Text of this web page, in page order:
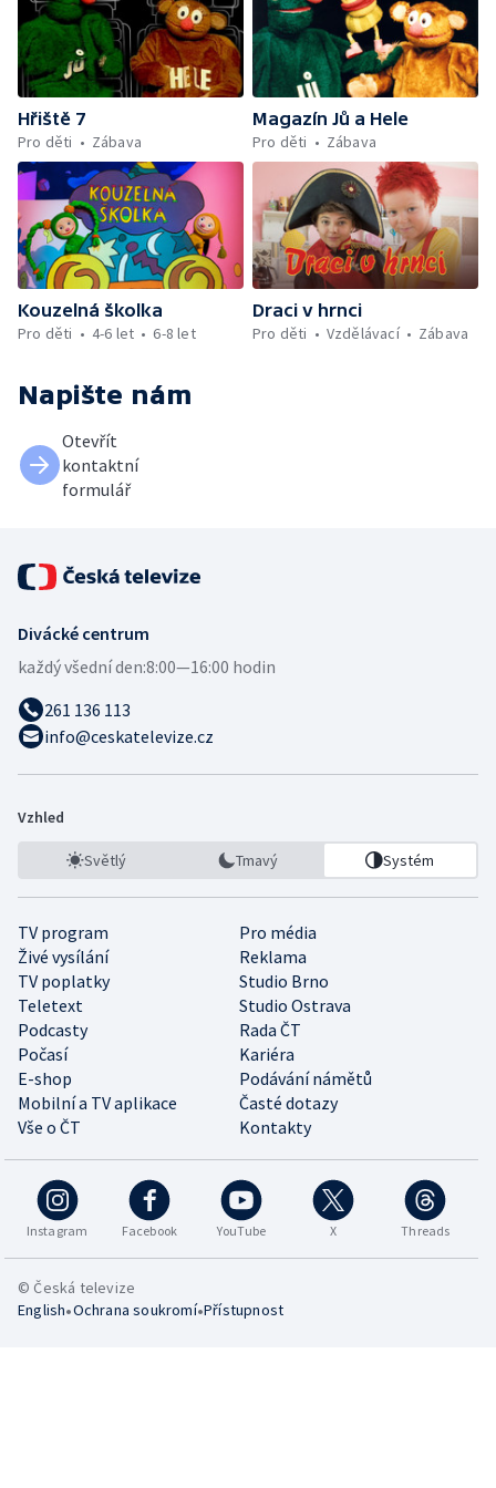
společně s Jůheláky a Mufem zpívají
oslavnou píseň k narozeninám. — 1) Na závěr
si přeje vzpomínkovou písničku i vzácný
host – Jirka Chalupa 1
Hřiště 7
Pro děti
Zábava
Magazín Jů a Hele
Pro děti
Zábava
Kouzelná školka
Pro děti
4-6 let 6-8 let
Draci v hrnci
Pro děti
Vzdělávací Zábava
Napište nám
Otevřít
kontaktní
formulář
Divácké centrum
každý všední den:8:00—16:00 hodin
261 136 113
info@ceskatelevize.cz
Vzhled
Světlý Tmavý Systém
TV program
Pro média
Živé vysílání
Reklama
TV poplatky
Studio Brno
Teletext
Studio Ostrava
Podcasty
Rada ČT
Počasí
Kariéra
E-shop
Podávání námětů
Mobilní a TV aplikace
Časté dotazy
Vše o ČT
Kontakty
Instagram Facebook YouTube X Threads
© Česká televize
English•Ochrana soukromí•Přístupnost